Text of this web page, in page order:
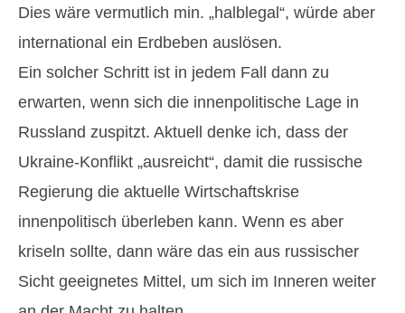
Dies wäre vermutlich min. „halblegal“, würde aber
international ein Erdbeben auslösen.
Ein solcher Schritt ist in jedem Fall dann zu
erwarten, wenn sich die innenpolitische Lage in
Russland zuspitzt. Aktuell denke ich, dass der
Ukraine-Konflikt „ausreicht“, damit die russische
Regierung die aktuelle Wirtschaftskrise
innenpolitisch überleben kann. Wenn es aber
kriseln sollte, dann wäre das ein aus russischer
Sicht geeignetes Mittel, um sich im Inneren weiter